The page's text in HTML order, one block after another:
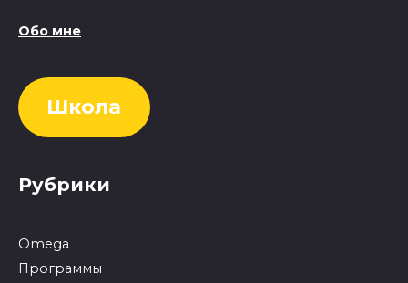
Обо мне
Школа
Рубрики
Omega
Программы